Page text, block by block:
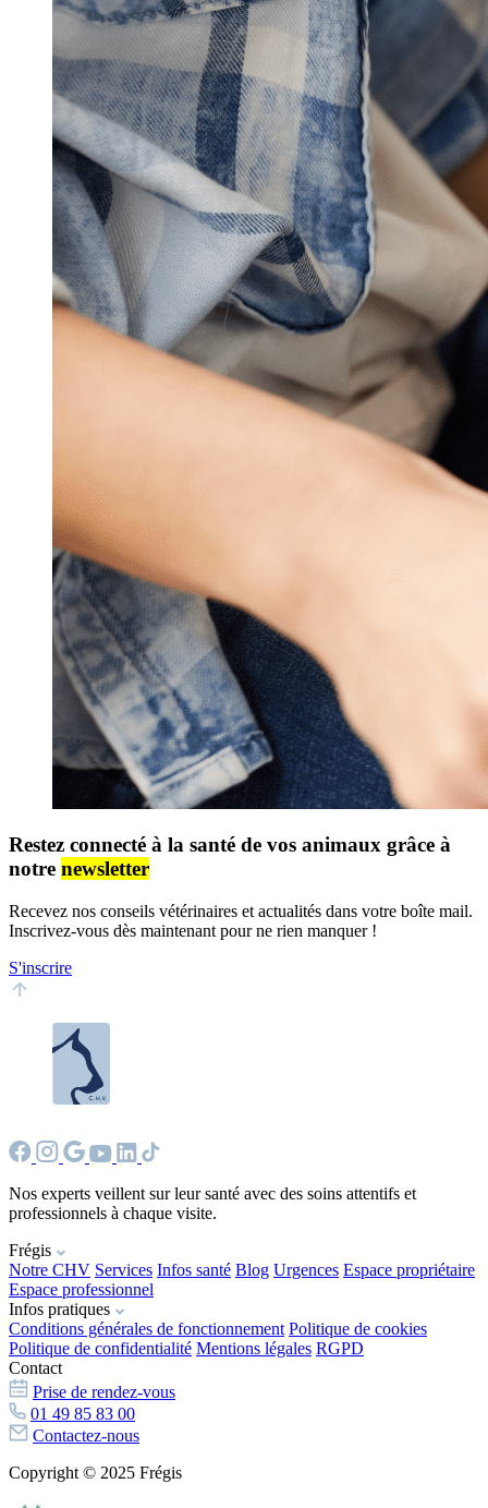
Restez connecté à la santé de vos animaux grâce à
notre newsletter
Recevez nos conseils vétérinaires et actualités dans votre boîte mail.
Inscrivez-vous dès maintenant pour ne rien manquer !
S'inscrire
Nos experts veillent sur leur santé avec des soins attentifs et
professionnels à chaque visite.
Frégis
Notre CHV Services Infos santé Blog Urgences Espace propriétaire
Espace professionnel
Infos pratiques
Conditions générales de fonctionnement Politique de cookies
Politique de confidentialité Mentions légales RGPD
Contact
Prise de rendez-vous
01 49 85 83 00
Contactez-nous
Copyright © 2025 Frégis